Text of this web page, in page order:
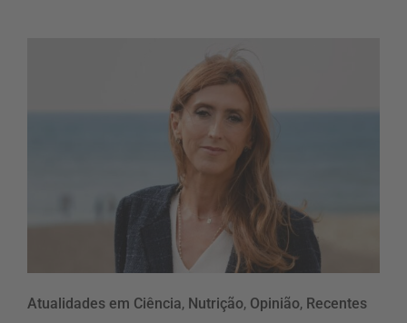
Atualidades em Ciência, Nutrição, Opinião, Recentes